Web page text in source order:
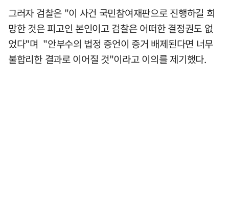
그러자 검찰은 "이 사건 국민참여재판으로 진행하길 희
망한 것은 피고인 본인이고 검찰은 어떠한 결정권도 없
었다"며 "안부수의 법정 증언이 증거 배제된다면 너무
불합리한 결과로 이어질 것"이라고 이의를 제기했다.